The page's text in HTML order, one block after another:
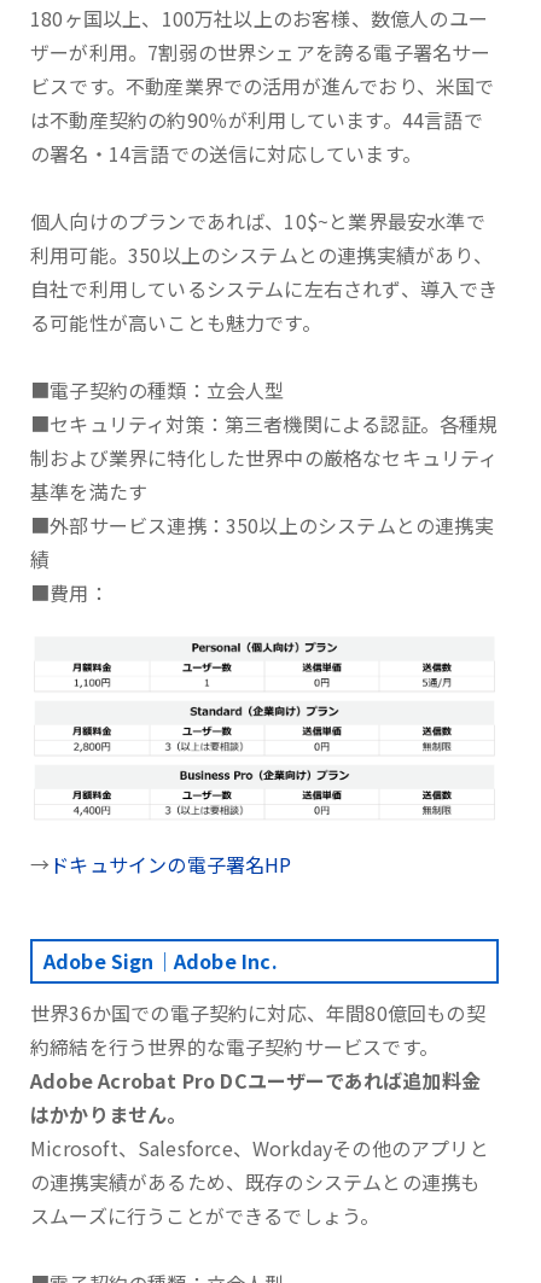
180ヶ国以上、100万社以上のお客様、数億人のユー
ザーが利用。7割弱の世界シェアを誇る電子署名サー
ビスです。不動産業界での活用が進んでおり、米国で
は不動産契約の約90％が利用しています。44言語で
の署名・14言語での送信に対応しています。
個人向けのプランであれば、10$~と業界最安水準で
利用可能。350以上のシステムとの連携実績があり、
自社で利用しているシステムに左右されず、導入でき
る可能性が高いことも魅力です。
■電子契約の種類：立会人型
■セキュリティ対策：第三者機関による認証。各種規
制および業界に特化した世界中の厳格なセキュリティ
基準を満たす
■外部サービス連携：350以上のシステムとの連携実
績
■費用：
→ ドキュサインの電子署名HP
Adobe Sign｜Adobe Inc.
世界36か国での電子契約に対応、年間80億回もの契
約締結を行う世界的な電子契約サービスです。
Adobe Acrobat Pro DCユーザーであれば追加料金
はかかりません。
Microsoft、Salesforce、Workdayその他のアプリと
の連携実績があるため、既存のシステムとの連携も
スムーズに行うことができるでしょう。